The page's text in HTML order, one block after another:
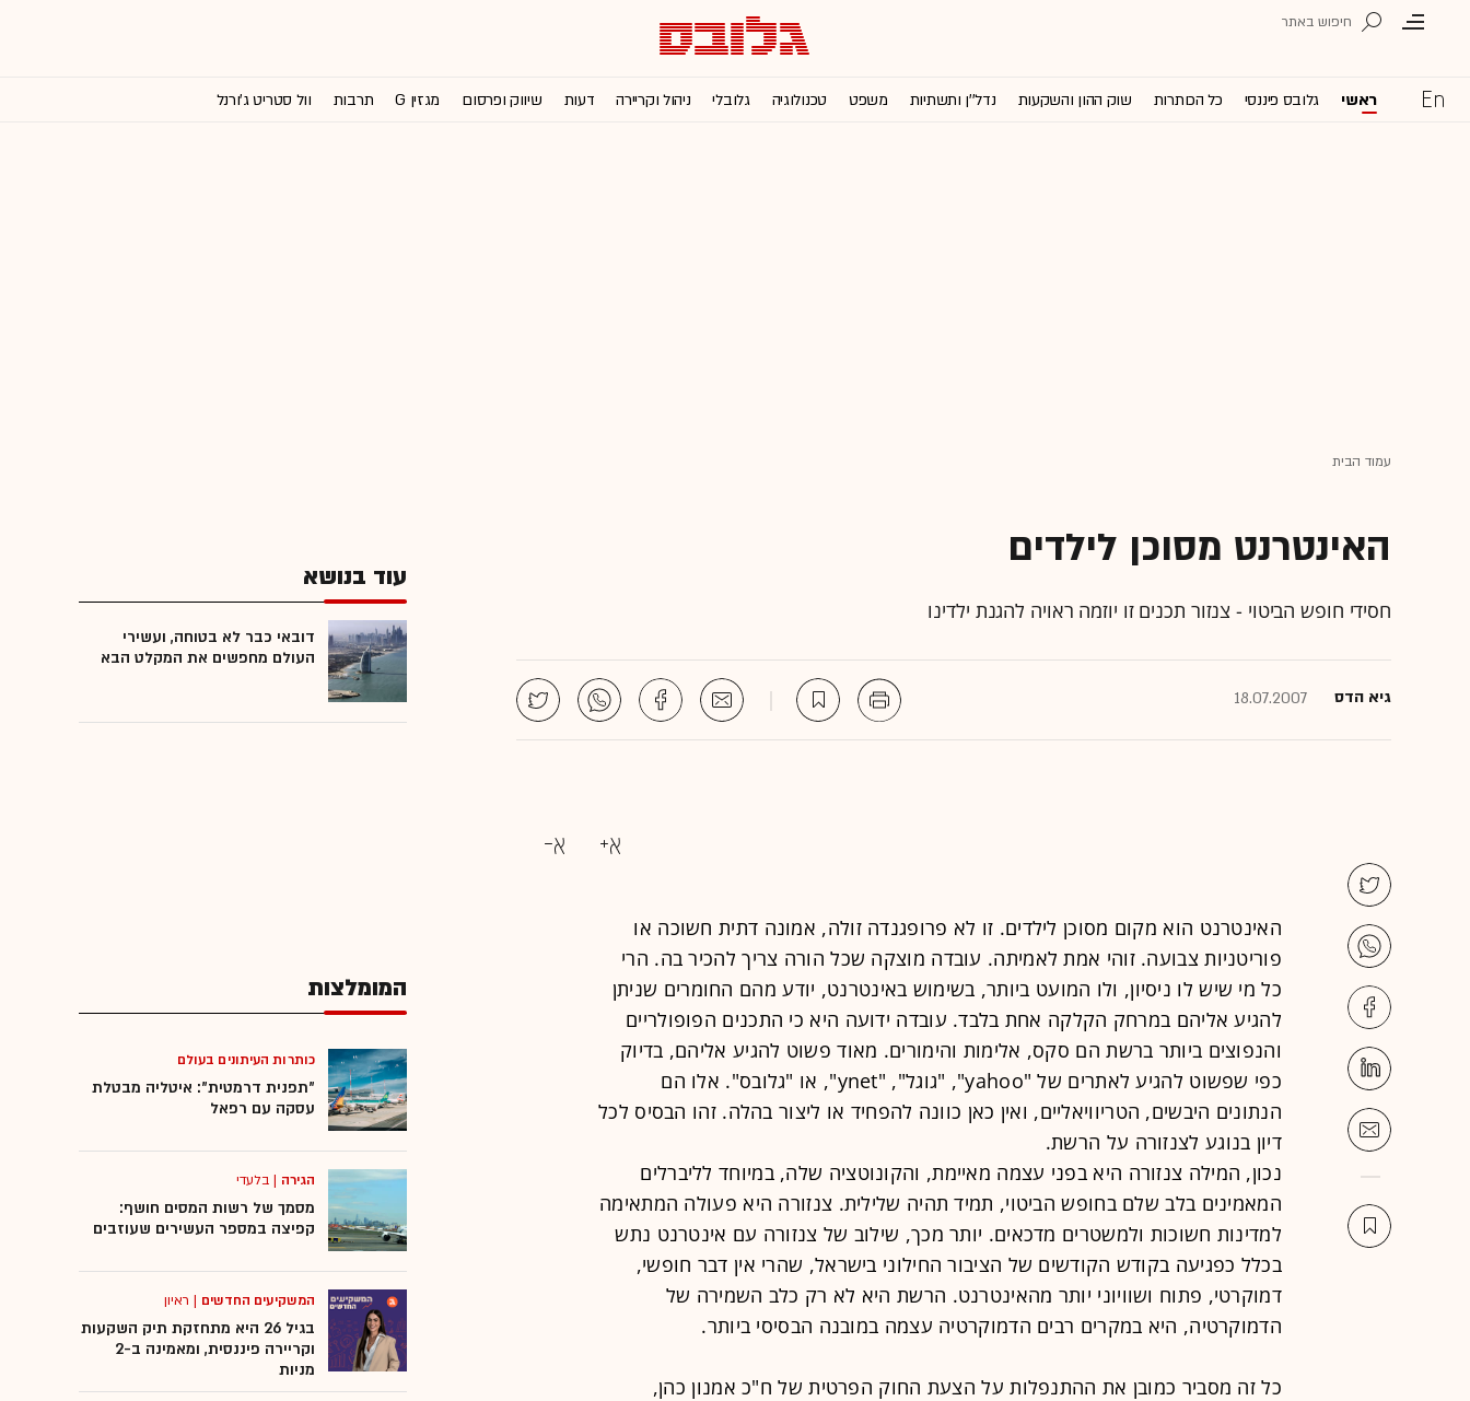
ראשי גלובס פיננסי כל הכותרות שוק ההון והשקעות נדל''ן ותשתיות משפט טכנולוגיה גלובלי ניהול וקריירה דעות שיווק ופרסום מגזין G תרבות וול סטריט ג'ורנל
עמוד הבית
האינטרנט מסוכן לילדים
חסידי חופש הביטוי - צנזור תכנים זו יוזמה ראויה להגנת ילדינו
גיא הדס 18.07.2007
האינטרנט הוא מקום מסוכן לילדים. זו לא פרופגנדה זולה, אמונה דתית חשוכה או
פוריטניות צבועה. זוהי אמת לאמיתה. עובדה מוצקה שכל הורה צריך להכיר בה. הרי
כל מי שיש לו ניסיון, ולו המועט ביותר, בשימוש באינטרנט, יודע מהם החומרים שניתן
להגיע אליהם במרחק הקלקה אחת בלבד. עובדה ידועה היא כי התכנים הפופולריים
והנפוצים ביותר ברשת הם סקס, אלימות והימורים. מאוד פשוט להגיע אליהם, בדיוק
כפי שפשוט להגיע לאתרים של "yahoo", "גוגל", "ynet", או "גלובס". אלו הם
הנתונים היבשים, הטריוויאליים, ואין כאן כוונה להפחיד או ליצור בהלה. זהו הבסיס לכל
דיון בנוגע לצנזורה על הרשת.
נכון, המילה צנזורה היא בפני עצמה מאיימת, והקונוטציה שלה, במיוחד לליברלים
המאמינים בלב שלם בחופש הביטוי, תמיד תהיה שלילית. צנזורה היא פעולה המתאימה
למדינות חשוכות ולמשטרים מדכאים. יותר מכך, שילוב של צנזורה עם אינטרנט נתש
בכלל כפגיעה בקודש הקודשים של הציבור החילוני בישראל, שהרי אין דבר חופשי,
דמוקרטי, פתוח ושוויוני יותר מהאינטרנט. הרשת היא לא רק כלב השמירה של
הדמוקרטיה, היא במקרים רבים הדמוקרטיה עצמה במובנה הבסיסי ביותר.
כל זה מסביר כמובן את ההתנפלות על הצעת החוק הפרטית של ח"כ אמנון כהן,
עוד בנושא
דובאי כבר לא בטוחה, ועשירי
העולם מחפשים את המקלט הבא
המומלצות
כותרות העיתונים בעולם
"תפנית דרמטית": איטליה מבטלת
עסקה עם רפאל
הגירה |בלעדי
מסמך של רשות המסים חושף:
קפיצה במספר העשירים שעוזבים
המשקיעים החדשים | ראיון
בגיל 26 היא מתחזקת תיק השקעות
וקריירה פיננסית, ומאמינה ב-2
מניות